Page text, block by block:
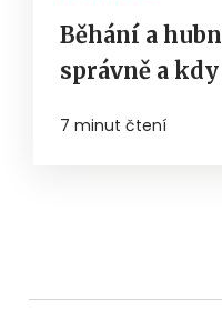
Běhání a
správně a
7 minut čtení